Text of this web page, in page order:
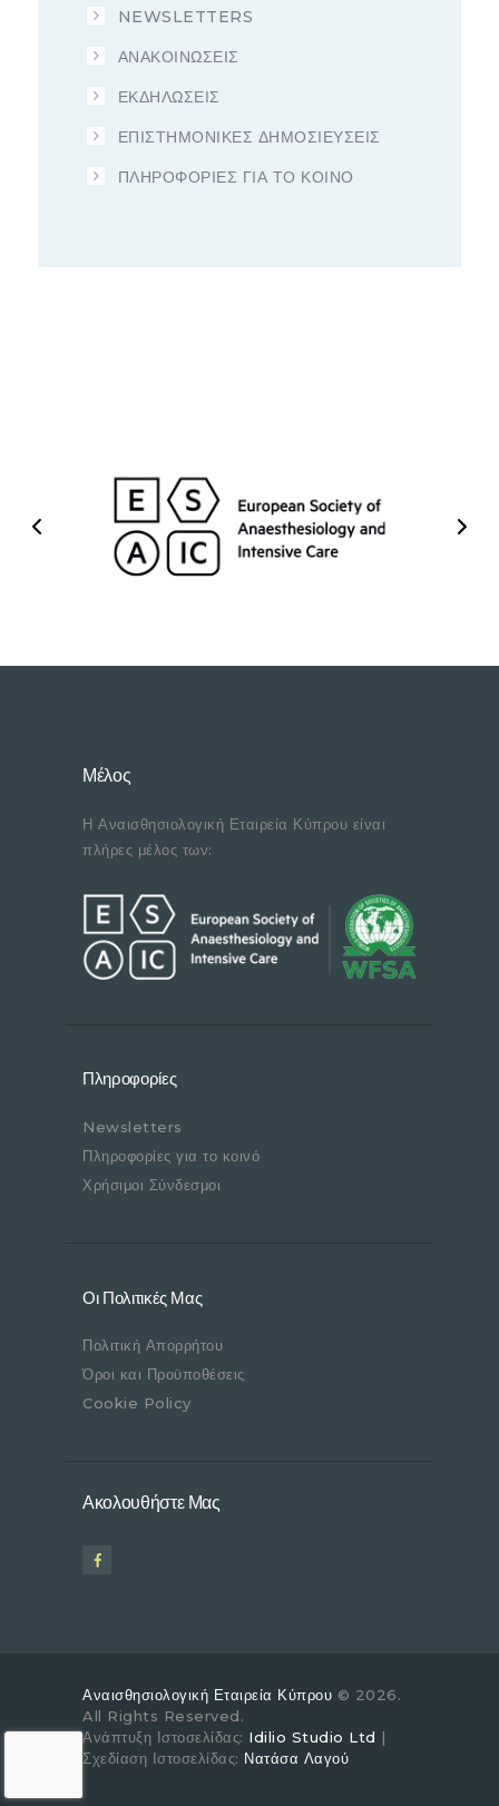
NEWSLETTERS
ΑΝΑΚΟΙΝΩΣΕΙΣ
ΕΚΔΗΛΩΣΕΙΣ
ΕΠΙΣΤΗΜΟΝΙΚΕΣ ΔΗΜΟΣΙΕΥΣΕΙΣ
ΠΛΗΡΟΦΟΡΙΕΣ ΓΙΑ ΤΟ ΚΟΙΝΟ
Μέλος
Η Αναισθησιολογική Εταιρεία Κύπρου είναι
πλήρες μέλος των:
Πληροφορίες
Newsletters
Πληροφορίες για το κοινό
Χρήσιμοι Σύνδεσμοι
Οι Πολιτικές Μας
Πολιτική Απορρήτου
Όροι και Προϋποθέσεις
Cookie Policy
Ακολουθήστε Μας
Αναισθησιολογική Εταιρεία Κύπρου © 2026.
All Rights Reserved.
Ανάπτυξη Ιστοσελίδας: Idilio Studio Ltd |
Σχεδίαση Ιστοσελίδας: Νατάσα Λαγού